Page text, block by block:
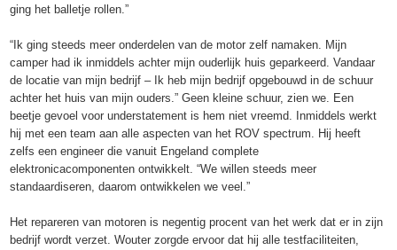
ging het balletje rollen.”
“Ik ging steeds meer onderdelen van de motor zelf namaken. Mijn
camper had ik inmiddels achter mijn ouderlijk huis geparkeerd. Vandaar
de locatie van mijn bedrijf – Ik heb mijn bedrijf opgebouwd in de schuur
achter het huis van mijn ouders.” Geen kleine schuur, zien we. Een
beetje gevoel voor understatement is hem niet vreemd. Inmiddels werkt
hij met een team aan alle aspecten van het ROV spectrum. Hij heeft
zelfs een engineer die vanuit Engeland complete
elektronicacomponenten ontwikkelt. “We willen steeds meer
standaardiseren, daarom ontwikkelen we veel.”
Het repareren van motoren is negentig procent van het werk dat er in zijn
bedrijf wordt verzet. Wouter zorgde ervoor dat hij alle testfaciliteiten,